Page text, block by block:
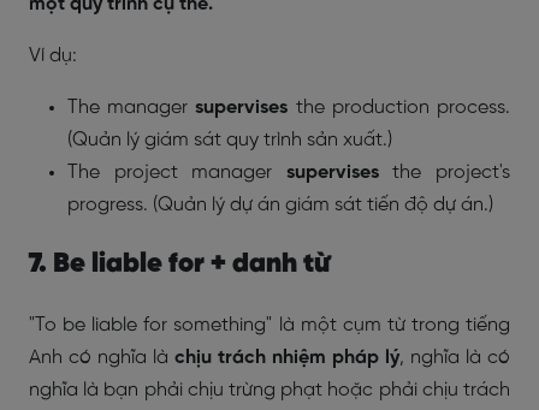
một quy trình cụ thể.
Ví dụ:
The managersupervises the production process.
(Quản lý giám sát quy trình sản xuất.)
The project manager supervisesthe project's
progress. (Quản lý dự án giám sát tiến độ dự án.)
7. Be liable for + danh từ
"To be liable for something" là một cụm từ trong tiếng
Anh có nghĩa là chịu trách nhiệm pháp lý, nghĩa là có
nghĩa là bạn phải chịu trừng phạt hoặc phải chịu trách